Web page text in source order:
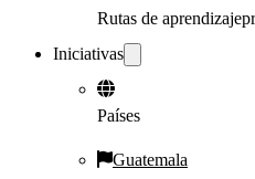
Rutas de aprendizaje
Iniciativas
Países
Guatemala